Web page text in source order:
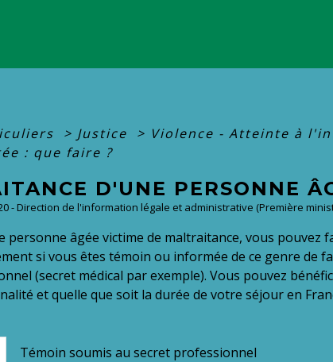
> Justice > Violence - Atteinte à
: que faire ?
D'UNE PERSONNE
- Direction de l'information légale et administrative (Première
personne âgée victime de maltraitance, vous pouvez
si vous êtes témoin ou informée de ce genre de
(secret médical par exemple). Vous pouvez
et quelle que soit la durée de votre séjour en
Témoin soumis au secret professionnel